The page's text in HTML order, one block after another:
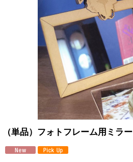
（単品）フォトフレーム用ミラー